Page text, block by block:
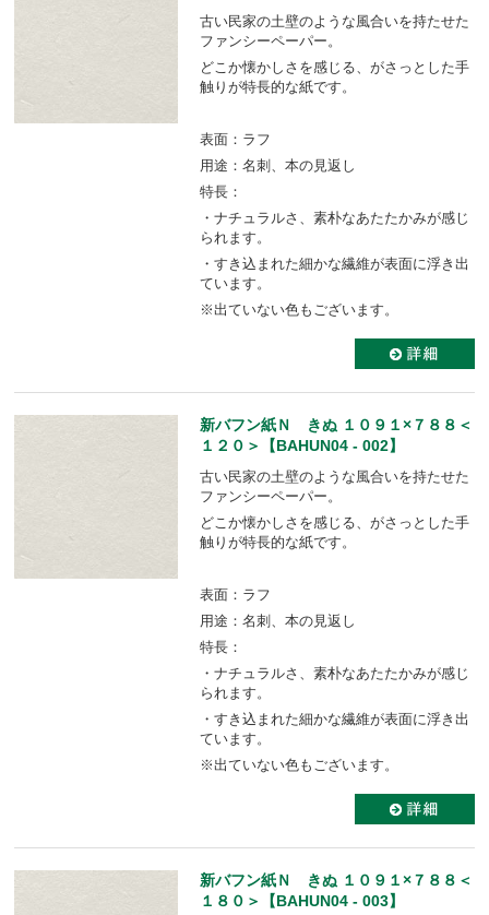
古い民家の土壁のような風合いを持たせた
ファンシーペーパー。
どこか懐かしさを感じる、がさっとした手
触りが特長的な紙です。
表面：ラフ
用途：名刺、本の見返し
特長：
・ナチュラルさ、素朴なあたたかみが感じ
られます。
・すき込まれた細かな繊維が表面に浮き出
ています。
※出ていない色もございます。
新バフン紙Ｎ きぬ １０９１×７８８＜
１２０＞【BAHUN04 - 002】
古い民家の土壁のような風合いを持たせた
ファンシーペーパー。
どこか懐かしさを感じる、がさっとした手
触りが特長的な紙です。
表面：ラフ
用途：名刺、本の見返し
特長：
・ナチュラルさ、素朴なあたたかみが感じ
られます。
・すき込まれた細かな繊維が表面に浮き出
ています。
※出ていない色もございます。
新バフン紙Ｎ きぬ １０９１×７８８＜
１８０＞【BAHUN04 - 003】